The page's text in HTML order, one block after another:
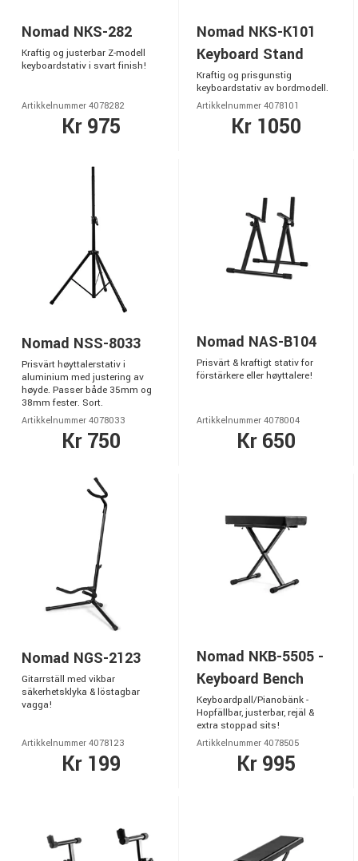
Nomad NKS-282
Kraftig og justerbar Z-modell
keyboardstativ i svart finish!
Artikkelnummer 4078282
Kr 975
Nomad NKS-K101
Keyboard Stand
Kraftig og prisgunstig
keyboardstativ av bordmodell.
Artikkelnummer 4078101
Kr 1050
Nomad NSS-8033
Prisvärt høyttalerstativ i
aluminium med justering av
høyde. Passer både 35mm og
38mm fester. Sort.
Artikkelnummer 4078033
Kr 750
Nomad NAS-B104
Prisvärt & kraftigt stativ for
förstärkere eller høyttalere!
Artikkelnummer 4078004
Kr 650
Nomad NGS-2123
Gitarrställ med vikbar
säkerhetsklyka & löstagbar
vagga!
Artikkelnummer 4078123
Kr 199
Nomad NKB-5505 -
Keyboard Bench
Keyboardpall/Pianobänk -
Hopfällbar, justerbar, rejäl &
extra stoppad sits!
Artikkelnummer 4078505
Kr 995